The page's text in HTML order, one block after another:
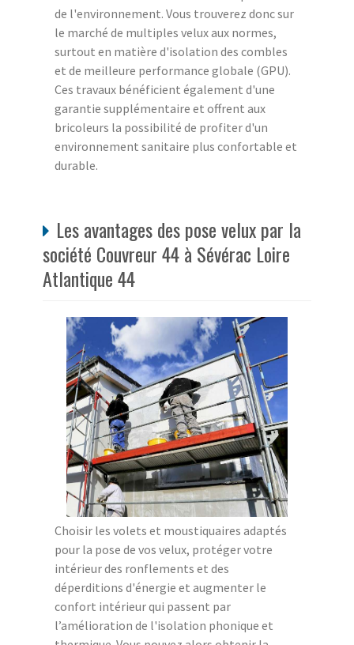
de l'environnement. Vous trouverez donc sur
le marché de multiples velux aux normes,
surtout en matière d'isolation des combles
et de meilleure performance globale (GPU).
Ces travaux bénéficient également d'une
garantie supplémentaire et offrent aux
bricoleurs la possibilité de profiter d'un
environnement sanitaire plus confortable et
durable.
Les avantages des pose velux par la
société Couvreur 44 à Sévérac Loire
Atlantique 44
Choisir les volets et moustiquaires adaptés
pour la pose de vos velux, protéger votre
intérieur des ronflements et des
déperditions d'énergie et augmenter le
confort intérieur qui passent par
l’amélioration de l'isolation phonique et